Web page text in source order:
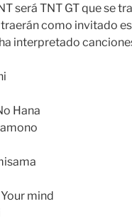
será TNT GT que se
como invitado
interpretado
Hana
mind